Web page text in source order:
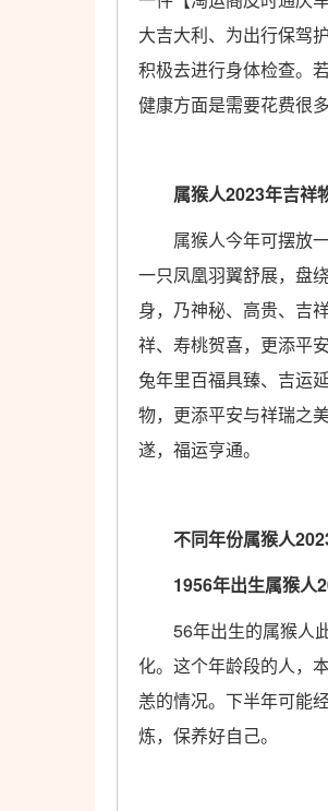
大吉大利、为出行保驾
积极去进行身体检查。
健康方面是需要花费很
属猴人2023年吉祥
属猴人今年可摆放一
一只凤凰羽翼舒展，盘
身，乃神秘、高贵、吉
祥、寿桃贺喜，更添平
兔年里百福具臻、吉运
物，更添平安与祥瑞之
遂，福运亨通。
不同年份属猴人
1956年出生属猴人
56年出生的属猴人此
化。这个年龄段的人，
恙的情况。下半年可能
炼，保养好自己。